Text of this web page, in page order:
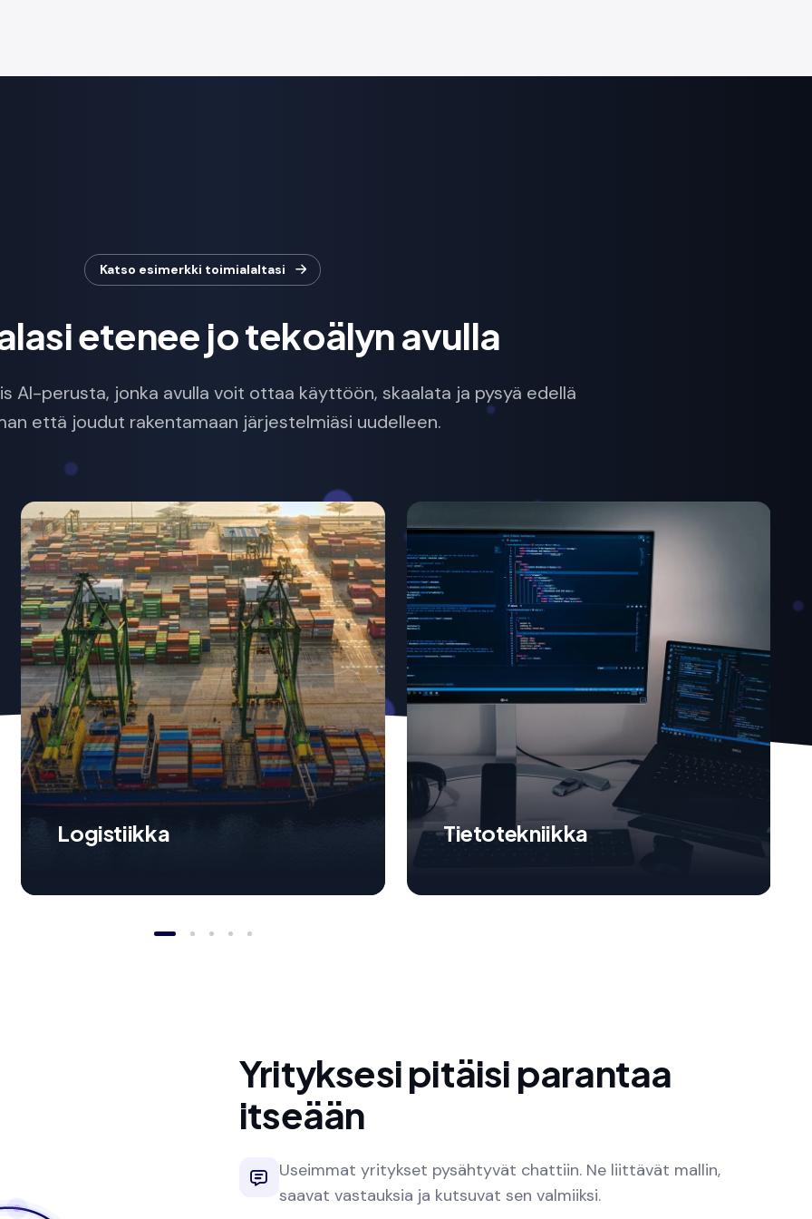
Katso esimerkki toimialaltasi
etenee jo tekoälyn avulla
AI-perusta, jonka avulla voit ottaa käyttöön, skaalata ja pysyä edellä
että joudut rakentamaan järjestelmiäsi uudelleen.
Logistiikka Tietotekniikka
Yrityksesi pitäisi parantaa
itseään
Useimmat yritykset pysähtyvät chattiin. Ne liittävät mallin,
saavat vastauksia ja kutsuvat sen valmiiksi.